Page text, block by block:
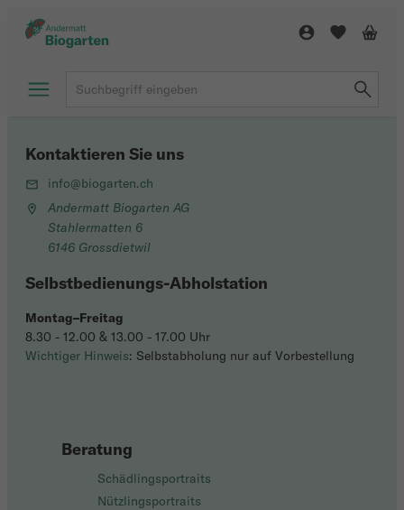
Beratung
Schädlingsportraits
Nützlingsportraits
Kontaktieren Sie uns
info@biogarten.ch
Andermatt Biogarten AG
Stahlermatten 6
6146 Grossdietwil
Selbstbedienungs-Abholstation
Montag–Freitag
8.30 - 12.00 & 13.00 - 17.00 Uhr
Wichtiger Hinweis: Selbstabholung nur auf Vorbestellung